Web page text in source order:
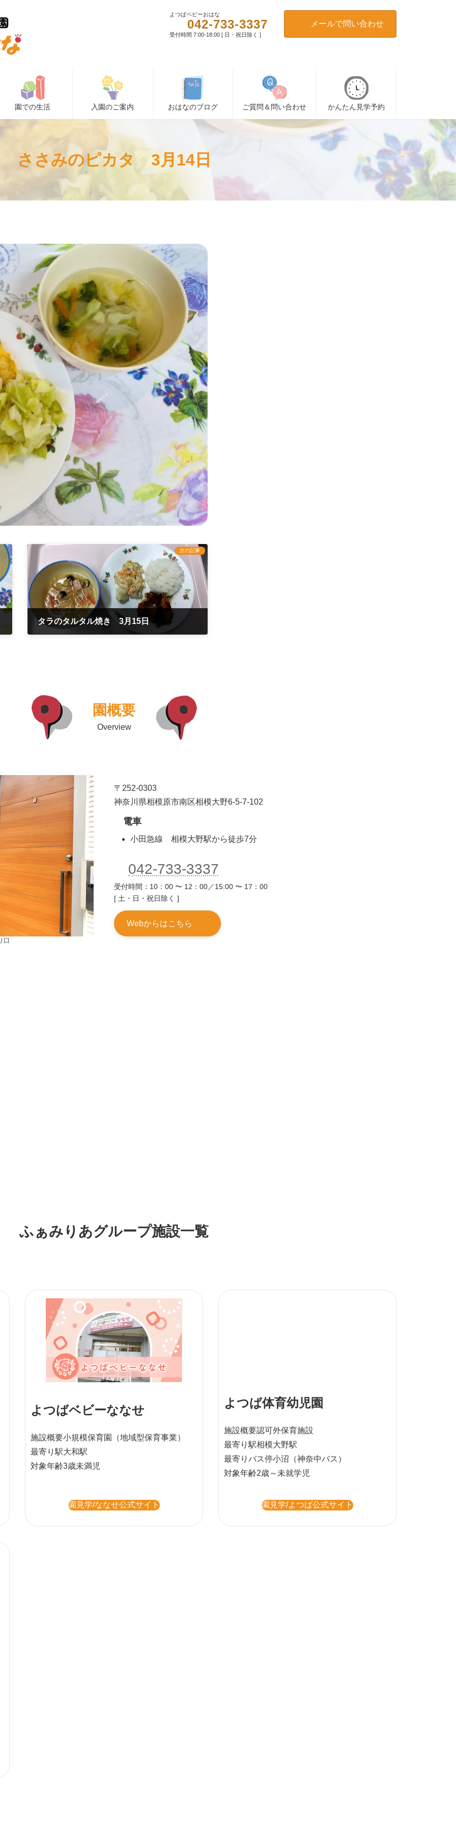
よつばベビーおはな
042-733-3337
受付時間 7:00-18:00 [ 日・祝日除く ]
メールで問い合わせ
園での生活 入園のご案内 おはなのブログ ご質問＆問い合わせ かんたん見学予約
ささみのピカタ 3月14日
次の記事
タラのタルタル焼き 3月15日
園概要
Overview
口
〒252-0303
神奈川県相模原市南区相模大野6-5-7-102
電車
小田急線 相模大野駅から徒歩7分
042-733-3337
受付時間：10：00 〜 12：00／15:00 〜 17：00
[ 土・日・祝日除く ]
Webからはこちら
ふぁみりあグループ施設一覧
よつばベビーななせ
施設概要小規模保育園
（地域型保育事業）
最寄り駅大和駅
対象年齢3歳未満児
園見学/ななせ公式サイト
よつば体育幼児園
認可外保育施設
最寄り駅
相模大野駅
最寄りバス停
小沼（神奈中バス）
園見学/よつば公式サイト